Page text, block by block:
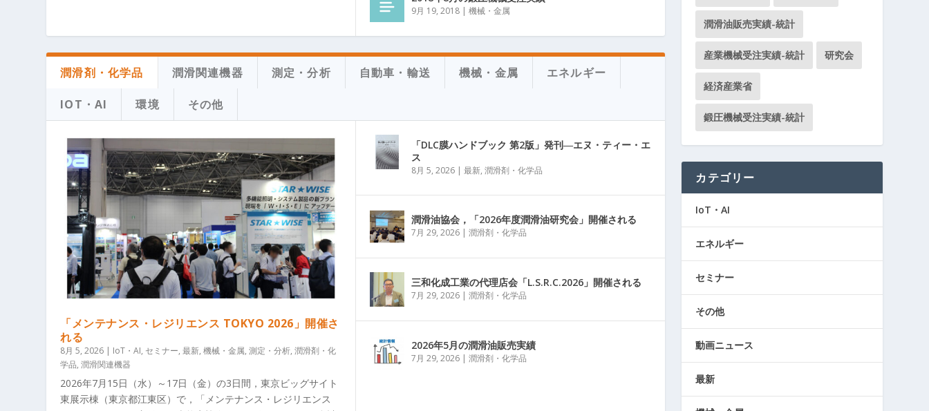
9月 19, 2018| 機械・金属
潤滑剤・化学品 潤滑関連機器 測定・分析 自動車・輸送 機械・金属 エネルギー
IOT・AI 環境 その他
「メンテナンス・レジリエンス TOKYO 2026」開催さ
れる
8月 5, 2026 | IoT・AI, セミナー,最新,機械・金属,測定・分析,潤滑剤・化
学品,潤滑関連機器
2026年7月15日（水）～17日（金）の3日間，東京ビッグサイト
東展示棟（東京都江東区）で，「メンテナンス・レジリエンス
「DLC膜ハンドブック 第2版」発刊―エヌ・ティー・エ
ス
8月 5, 2026| 最新, 潤滑剤・化学品
潤滑油協会，「2026年度潤滑油研究会」開催される
7月 29, 2026| 潤滑剤・化学品
三和化成工業の代理店会「L.S.R.C.2026」開催される
7月 29, 2026| 潤滑剤・化学品
2026年5月の潤滑油販売実績
7月 29, 2026| 潤滑剤・化学品
潤滑油販売実績-統計
産業機械受注実績-統計 研究会
経済産業省
鍛圧機械受注実績-統計
カテゴリー
IoT・AI
エネルギー
セミナー
その他
動画ニュース
最新